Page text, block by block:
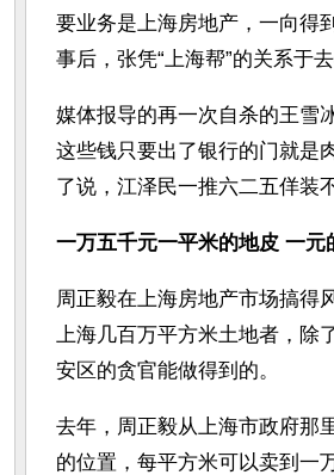
要业务是上海房地产，一向得
事后，张凭“上海帮”的关系于
媒体报导的再一次自杀的王雪
这些钱只要出了银行的门就是
了说，江泽民一推六二五佯装
一万五千元一平米的地皮 一元
周正毅在上海房地产市场搞得
上海几百万平方米土地者，除
安区的贪官能做得到的。
去年，周正毅从上海市政府那
的位置，每平方米可以卖到一